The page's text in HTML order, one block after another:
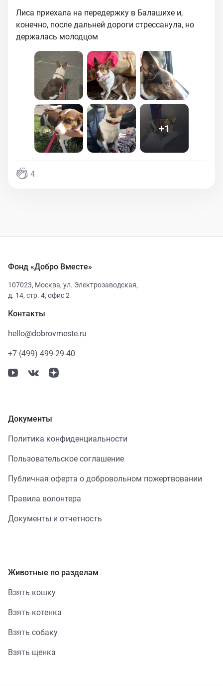
Лиса приехала на передержку в Балашихе и,
конечно, после дальней дороги стрессанула, но
держалась молодцом
+1
4
Фонд «Добро Вместе»
107023, Москва, ул. Электрозаводская,
д. 14, стр. 4, офис 2
Контакты
hello@dobrovmeste.ru
+7 (499) 499-29-40
Документы
Политика конфиденциальности
Пользовательское соглашение
Публичная оферта о добровольном пожертвовании
Правила волонтера
Документы и отчетность
Животные по разделам
Взять кошку
Взять котенка
Взять собаку
Взять щенка